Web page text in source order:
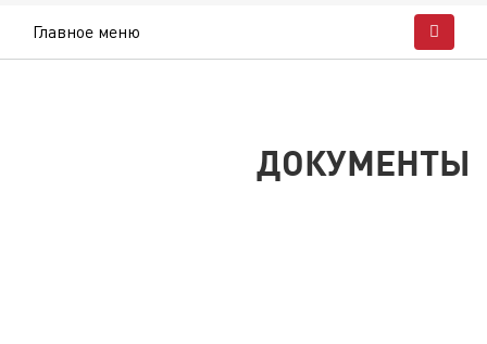
Главное меню
ДОКУМЕНТЫ